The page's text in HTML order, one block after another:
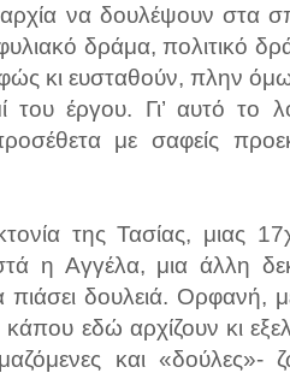
να δουλέψουν στα
δράμα, πολιτικό
κι ευσταθούν, πλην
του έργου. Γι’ αυτό το
με σαφείς
της Τασίας, μιας
η Αγγέλα, μια άλλη
δουλειά. Ορφανή,
εδώ αρχίζουν κι
και «δούλες»-